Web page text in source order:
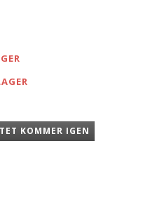
KOMMER IGEN